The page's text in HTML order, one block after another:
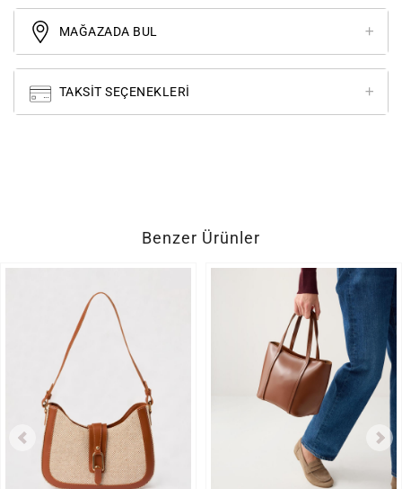
MAĞAZADA BUL
TAKSIT SEÇENEKLERI
Benzer Ürünler